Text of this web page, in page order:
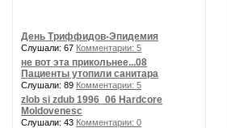
День Триффидов-Эпидемия
Слушали: 67 Комментарии: 5
не вот эта прикольнее...08
Пациенты утопили санитара
Слушали: 89 Комментарии: 5
zlob si zdub 1996_06 Hardcore
Moldovenesc
Слушали: 43 Комментарии: 0